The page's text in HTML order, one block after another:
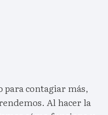
para contagiar más,
Al hacer la